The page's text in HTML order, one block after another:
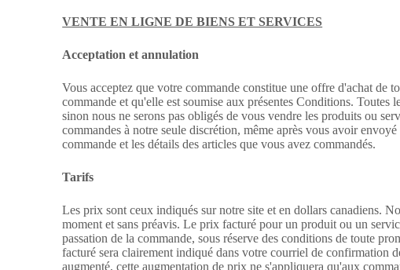
VENTE EN LIGNE DE BIENS ET SERVICES
Acceptation et annulation
Vous acceptez que votre commande constitue une offre d'achat de
commande et qu'elle est soumise aux présentes Conditions. Toutes
sinon nous ne serons pas obligés de vous vendre les produits ou
commandes à notre seule discrétion, même après vous avoir
commande et les détails des articles que vous avez commandés.
Tarifs
Les prix sont ceux indiqués sur notre site et en dollars canadiens.
moment et sans préavis. Le prix facturé pour un produit ou un
passation de la commande, sous réserve des conditions de toute
facturé sera clairement indiqué dans votre courriel de confirmation
augmenté, cette augmentation de prix ne s'appliquera qu'aux